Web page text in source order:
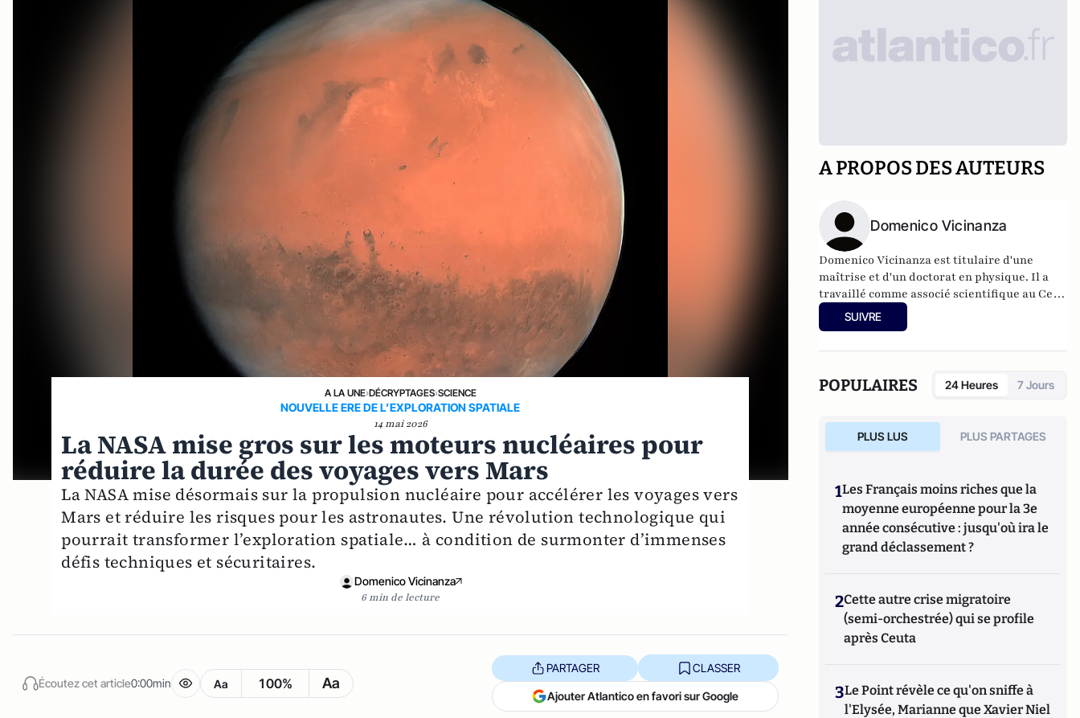
A LA UNE›DÉCRYPTAGES›SCIENCE
NOUVELLE ERE DE L’EXPLORATION SPATIALE
14 mai 2026
La NASA mise gros sur les moteurs nucléaires pour
réduire la durée des voyages vers Mars
La NASA mise désormais sur la propulsion nucléaire pour accélérer les voyages vers
Mars et réduire les risques pour les astronautes. Une révolution technologique qui
pourrait transformer l’exploration spatiale… à condition de surmonter d’immenses
défis techniques et sécuritaires.
Domenico Vicinanza
6 min de lecture
Écoutez cet article0:00min Aa 100% Aa
PARTAGER CLASSER
Ajouter Atlantico en favori sur Google
A PROPOS DES AUTEURS
Domenico Vicinanza
Domenico Vicinanza est titulaire d'une
maîtrise et d'un doctorat en physique. Il a
travaillé comme associé scientifique au Cern
pendant sept ans. Ses recherches se sont
principalement concentrées sur le
expériences de physique des hautes
énergies pour le Grand collisionneur de
détecteur était basée sur des chambres à
plaques résistives multigap (MRPC),
picosecondes (la plus élevée jamais atteinte)
et son utilisation dans une expérience à
grande échelle a marqué une étape
importante pour la physique des particules.
SUIVRE
POPULAIRES 24 Heures 7 Jours
PLUS LUS PLUS PARTAGES
1Les Français moins riches que la
moyenne européenne pour la 3e
année consécutive : jusqu'où ira le
grand déclassement ?
2Cette autre crise migratoire
(semi-orchestrée) qui se profile
après Ceuta
3Le Point révèle ce qu'on sniffe à
l'Elysée, Marianne que Xavier Niel